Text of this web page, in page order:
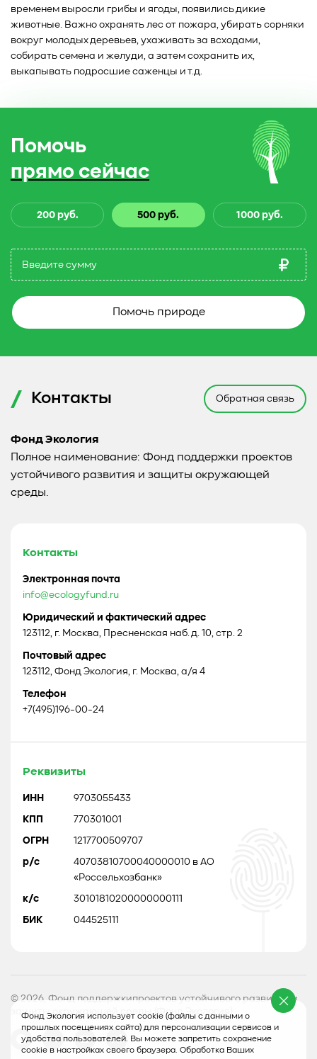
Фонд Экология использует cookie (файлы с данными о
прошлых посещениях сайта) для персонализации сервисов и
удобства пользователей. Вы можете запретить сохранение
cookie в настройках своего браузера. Обработка Ваших
временем выросли грибы и ягоды, появились дикие
животные. Важно охранять лес от пожара, убирать сорняки
вокруг молодых деревьев, ухаживать за всходами,
собирать семена и желуди, а затем сохранить их,
выкапывать подросшие саженцы и т.д.
Помочь
прямо сейчас
200 руб. 500 руб. 1000 руб.
Помочь природе
Контакты Обратная связь
Фонд Экология
Полное наименование: Фонд поддержки проектов
устойчивого развития и защиты окружающей
среды.
Контакты
Электронная почта
info@ecologyfund.ru
Юридический и фактический адрес
123112, г. Москва, Пресненская наб. д. 10, стр. 2
Почтовый адрес
123112, Фонд Экология, г. Москва, а/я 4
Телефон
+7(495)196-00-24
Реквизиты
ИНН 9703055433
КПП 770301001
ОГРН 1217700509707
р/с
40703810700040000010 в АО
«Россельхозбанк»
к/с 30101810200000000111
БИК 044525111
© 2026, Фонд поддержкипроектов устойчивого развития и
защиты окружающей среды (Фонд Экология)